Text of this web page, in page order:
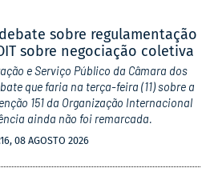
sobre regulamentação
sobre negociação coletiva
e Serviço Público da Câmara dos
que faria na terça-feira (11) sobre a
151 da Organização Internacional
ainda não foi remarcada.
08 AGOSTO 2026